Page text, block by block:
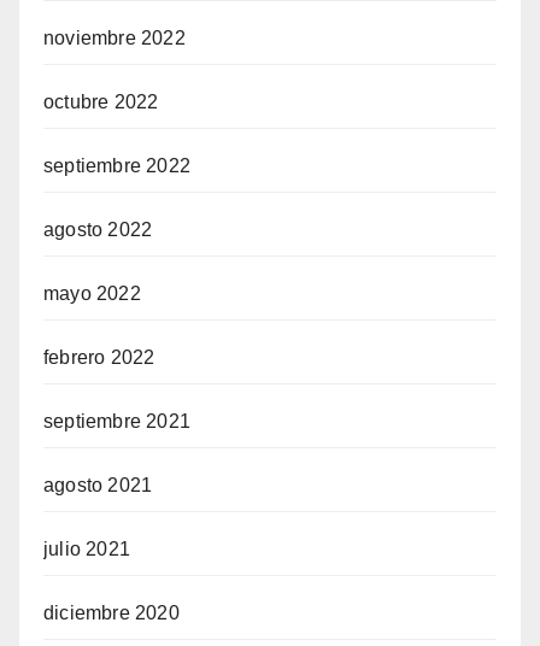
noviembre 2022
octubre 2022
septiembre 2022
agosto 2022
mayo 2022
febrero 2022
septiembre 2021
agosto 2021
julio 2021
diciembre 2020